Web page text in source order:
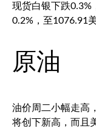
现货白银
下跌
0.2%，至1076.91
原油
油价周二小幅走高
将创下新高，而且